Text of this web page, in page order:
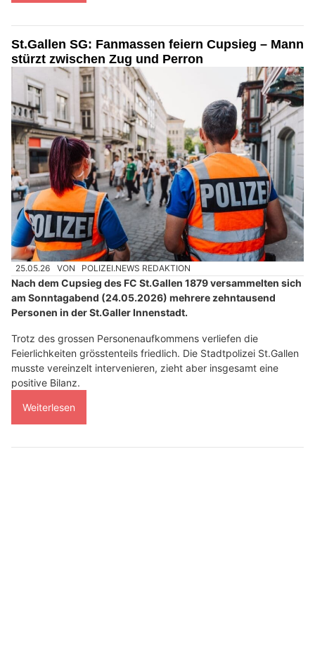
St.Gallen SG: Fanmassen feiern Cupsieg – Mann
stürzt zwischen Zug und Perron
25.05.26 VON POLIZEI.NEWS REDAKTION
Nach dem Cupsieg des FC St.Gallen 1879 versammelten sich
am Sonntagabend (24.05.2026) mehrere zehntausend
Personen in der St.Galler Innenstadt.
Trotz des grossen Personenaufkommens verliefen die
Feierlichkeiten grösstenteils friedlich. Die Stadtpolizei St.Gallen
musste vereinzelt intervenieren, zieht aber insgesamt eine
positive Bilanz.
Weiterlesen